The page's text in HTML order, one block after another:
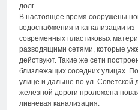
долг.
В настоящее время сооружены
водоснабжения и канализации из
современных пластиковых
разводящими сетями, которые
действуют. Такие же сети
близлежащих соседних улицах.
улице и дальше по ул. Советской
железной дороги проложена
ливневая канализация.